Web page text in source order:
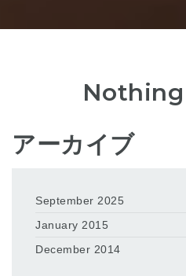
アーカイブ
September 2025
January 2015
December 2014